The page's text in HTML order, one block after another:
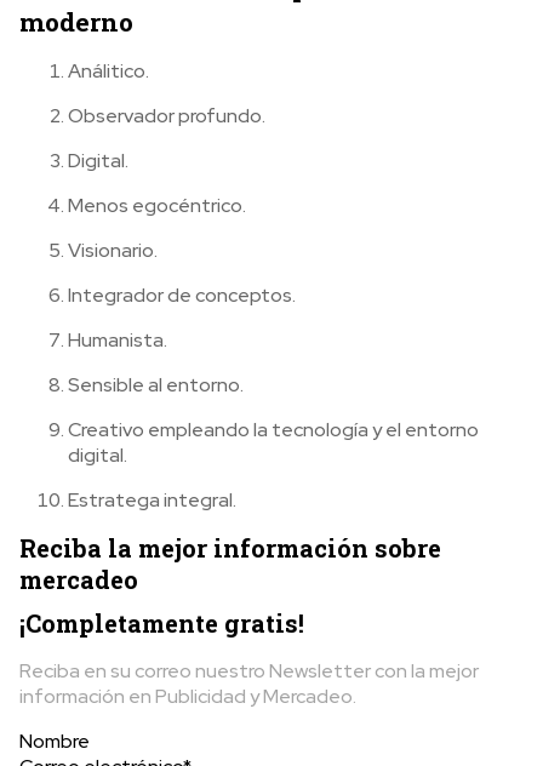
moderno
Análitico.
Observador profundo.
Digital.
Menos egocéntrico.
Visionario.
Integrador de conceptos.
Humanista.
Sensible al entorno.
Creativo empleando la tecnología y el entorno
digital.
Estratega integral.
Reciba la mejor información sobre
mercadeo
¡Completamente gratis!
Reciba en su correo nuestro Newsletter con la mejor
información en Publicidad y Mercadeo.
Nombre